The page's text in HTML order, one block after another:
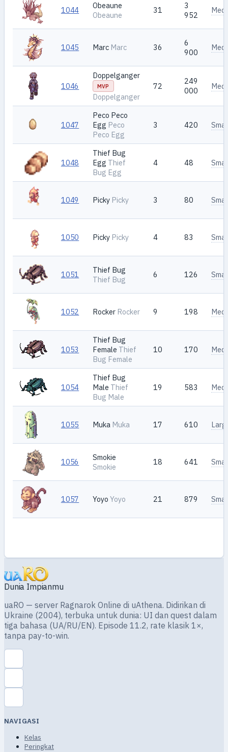
1044
Obeaune
Obeaune
31
3
952
1045 Marc Marc 36
6
900
1046
Doppelganger
MVP
Doppelganger
72
249
000
1047
Peco Peco
Egg Peco
Peco Egg
3 420
1048
Thief Bug
Egg Thief
Bug Egg
4 48
1049 Picky Picky 3 80
1050 Picky Picky 4 83
1051
Thief Bug
Thief Bug
6 126
1052 Rocker Rocker 9 198
1053
Thief Bug
Female Thief
Bug Female
10 170
1054
Thief Bug
Male Thief
Bug Male
19 583
1055 Muka Muka 17 610
1056
Smokie
Smokie
18 641
1057 Yoyo Yoyo 21 879
Dunia Impianmu
uaRO — server Ragnarok Online di uAthena. Didirikan di
Ukraine (2004), terbuka untuk dunia: UI dan quest dalam
tiga bahasa (UA/RU/EN). Episode 11.2, rate klasik 1×,
tanpa pay-to-win.
NAVIGASI
Kelas
Peringkat